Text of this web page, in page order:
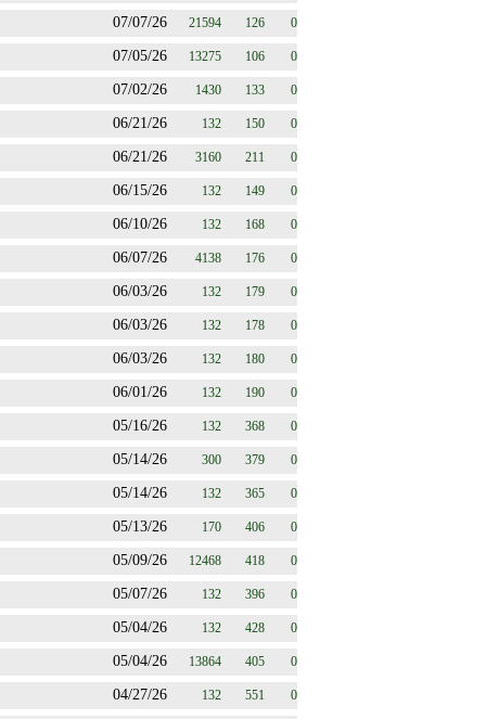
07/07/26 21594 126 0
07/05/26 13275 106 0
07/02/26 1430 133 0
06/21/26 132 150 0
06/21/26 3160 211 0
06/15/26 132 149 0
06/10/26 132 168 0
06/07/26 4138 176 0
06/03/26 132 179 0
06/03/26 132 178 0
06/03/26 132 180 0
06/01/26 132 190 0
05/16/26 132 368 0
05/14/26 300 379 0
05/14/26 132 365 0
05/13/26 170 406 0
05/09/26 12468 418 0
05/07/26 132 396 0
05/04/26 132 428 0
05/04/26 13864 405 0
04/27/26 132 551 0